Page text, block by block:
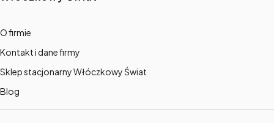
O firmie
Kontakt i dane firmy
Sklep stacjonarny Włóczkowy Świat
Blog